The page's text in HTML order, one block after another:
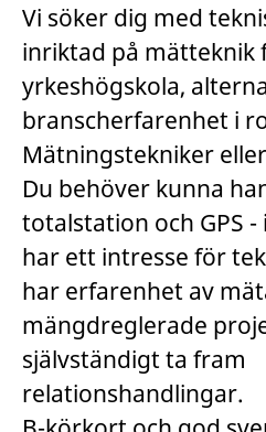
Vi söker dig med
inriktad på mätteknik
yrkeshögskola,
branscherfarenhet i
Mätningstekniker
Du behöver kunna
totalstation och GPS
har ett intresse för
har erfarenhet av
mängdreglerade
självständigt ta fram
relationshandlingar.